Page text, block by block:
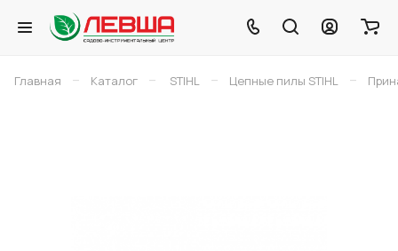
Главная – Каталог – STIHL – Цепные пилы STIHL –